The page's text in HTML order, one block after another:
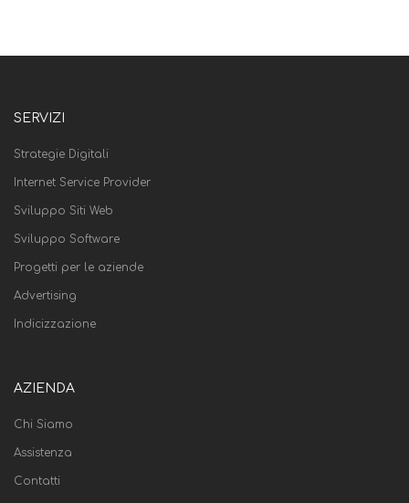
SERVIZI
Strategie Digitali
Internet Service Provider
Sviluppo Siti Web
Sviluppo Software
Progetti per le aziende
Advertising
Indicizzazione
AZIENDA
Chi Siamo
Assistenza
Contatti